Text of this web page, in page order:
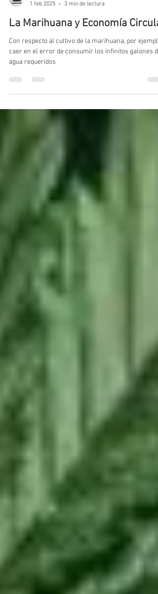
Cannalatino
3 min de lectura
La Marihuana y Economía
Con respecto al cultivo de la marihuana, por
caer en el error de consumir los infinitos galones de